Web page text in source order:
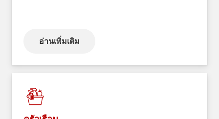
อ่านเพิ่มเติม